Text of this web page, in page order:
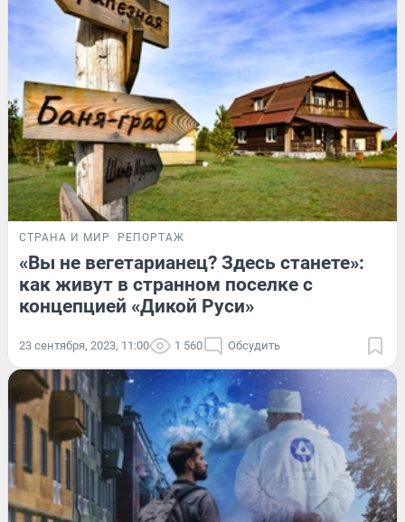
СТРАНА И МИР РЕПОРТАЖ
«Вы не вегетарианец? Здесь станете»:
как живут в странном поселке с
концепцией «Дикой Руси»
23 сентября, 2023, 11:00 1 560 Обсудить